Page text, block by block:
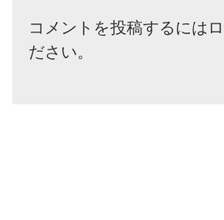
コメントを投稿するには
ださい。